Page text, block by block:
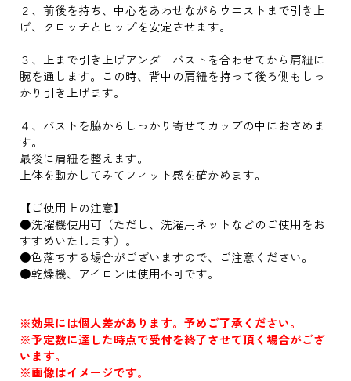
２、前後を持ち、中心をあわせながらウエストまで引き上
げ、クロッチとヒップを安定させます。
３、上まで引き上げアンダーバストを合わせてから肩紐に
腕を通します。この時、背中の肩紐を持って後ろ側もしっ
かり引き上げます。
４、バストを脇からしっかり寄せてカップの中におさめま
す。
最後に肩紐を整えます。
上体を動かしてみてフィット感を確かめます。
【ご使用上の注意】
●洗濯機使用可（ただし、洗濯用ネットなどのご使用をお
すすめいたします）。
●色落ちする場合がございますので、ご注意ください。
●乾燥機、アイロンは使用不可です。
※効果には個人差があります。予めご了承ください。
※予定数に達した時点で受付を終了させて頂く場合がござ
います。
※画像はイメージです。